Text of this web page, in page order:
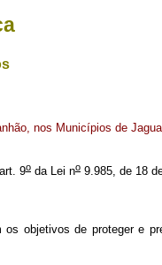
nos Municípios de
9o da Lei no 9.985, de 18
objetivos de proteger e